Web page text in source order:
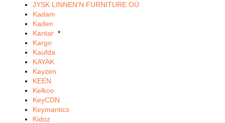
JYSK LINNEN'N FURNITURE OÜ
Kadam
Kaden
Kantar *
Kargo
Kaufda
KAYAK
Kayzen
KEEN
Kelkoo
KeyCDN
Keymantics
Kidoz